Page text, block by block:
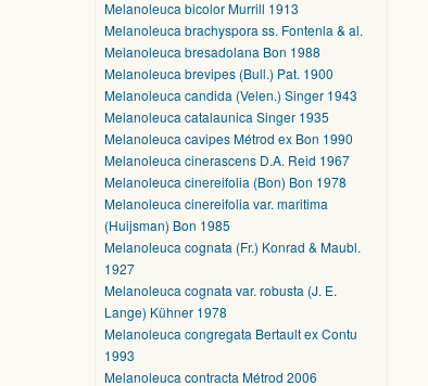
Melanoleuca bicolor Murrill 1913
Melanoleuca brachyspora ss. Fontenla & al.
Melanoleuca bresadolana Bon 1988
Melanoleuca brevipes (Bull.) Pat. 1900
Melanoleuca candida (Velen.) Singer 1943
Melanoleuca catalaunica Singer 1935
Melanoleuca cavipes Métrod ex Bon 1990
Melanoleuca cinerascens D.A. Reid 1967
Melanoleuca cinereifolia (Bon) Bon 1978
Melanoleuca cinereifolia var. maritima
(Huijsman) Bon 1985
Melanoleuca cognata (Fr.) Konrad & Maubl.
1927
Melanoleuca cognata var. robusta (J. E.
Lange) Kühner 1978
Melanoleuca congregata Bertault ex Contu
1993
Melanoleuca contracta Métrod 2006